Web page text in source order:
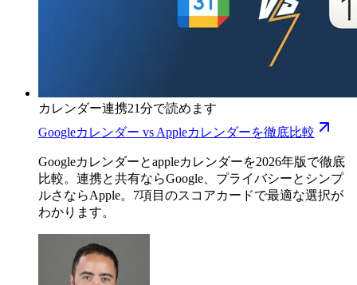
カレンダー連携21分で読めます
Googleカレンダー vs Appleカレンダーを徹底比較
Googleカレンダーとappleカレンダーを2026年版で徹底
比較。連携と共有ならGoogle、プライバシーとシンプ
ルさならApple。7項目のスコアカードで最適な選択が
わかります。